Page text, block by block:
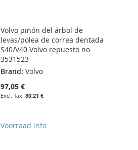
Volvo piñón del árbol de
levas/polea de correa dentada
S40/V40 Volvo repuesto no
3531523
Brand: Volvo
97,05 €
80,21 €
Voorraad info